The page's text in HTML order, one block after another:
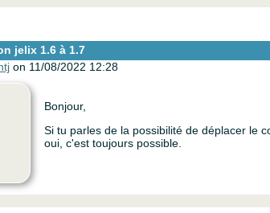
jelix 1.6 à 1.7
on 11/08/2022 12:28
Bonjour,
Si tu parles de la possibilité de déplacer le
oui, c'est toujours possible.